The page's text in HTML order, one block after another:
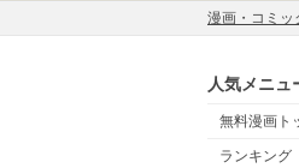
漫画・コミッ
人気メニュ
無料漫画ト
ランキング